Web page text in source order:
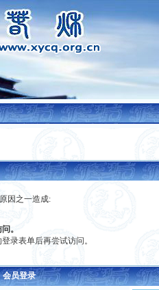
因之一造成:
。
录表单后再尝试访问。
会员登录